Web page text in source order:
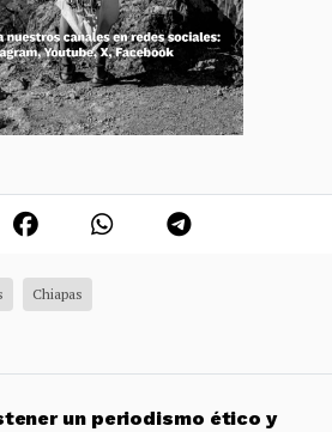
Chiapas
un periodismo ético y